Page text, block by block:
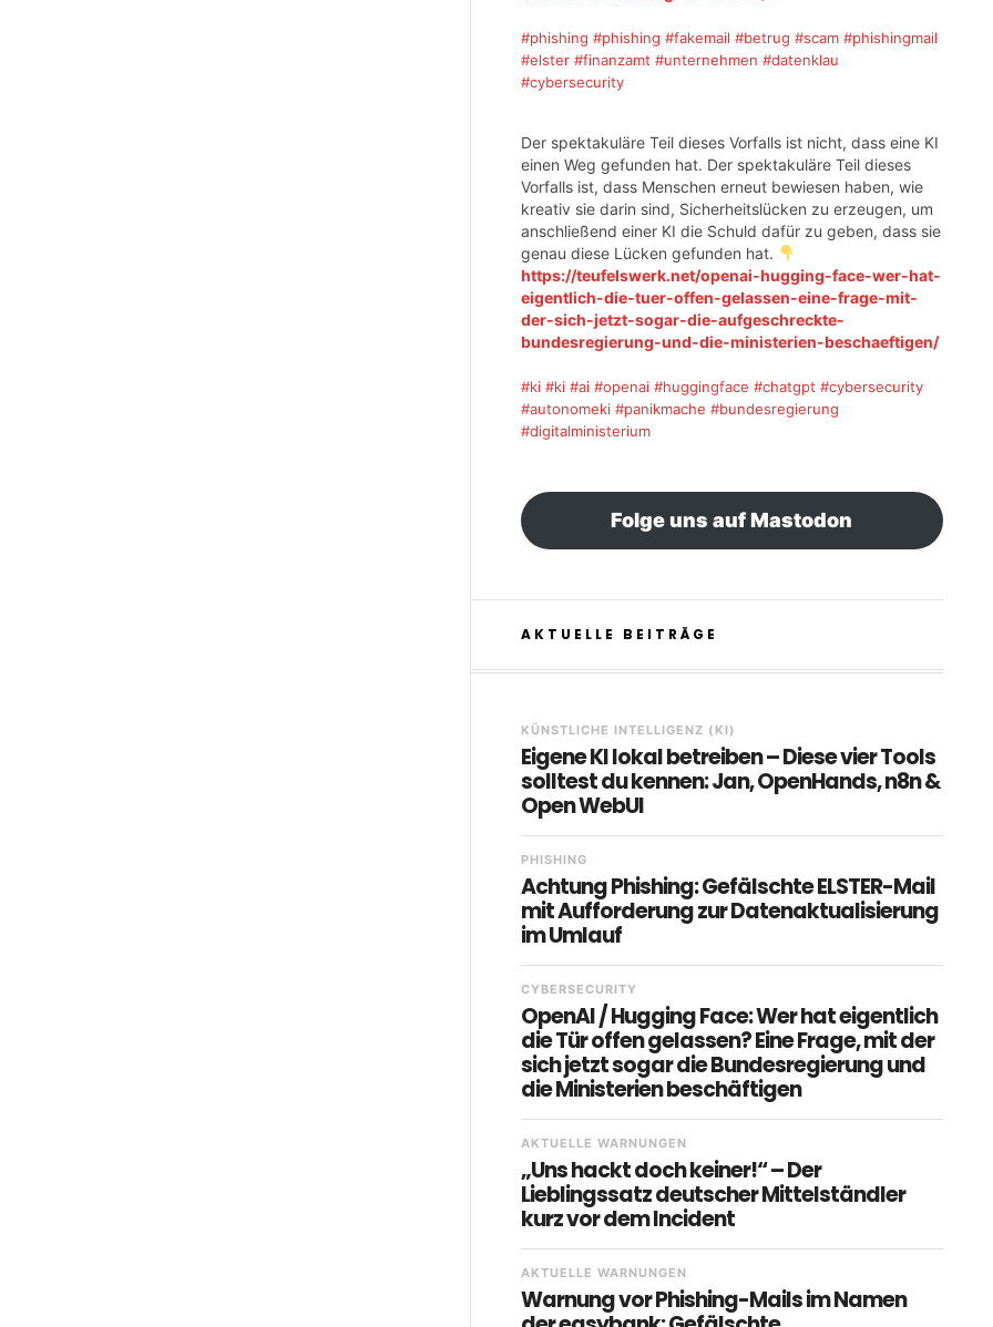
#phishing #phishing #fakemail #betrug #scam #phishingmail
#elster #finanzamt #unternehmen #datenklau
#cybersecurity
Der spektakuläre Teil dieses Vorfalls ist nicht, dass eine KI
einen Weg gefunden hat. Der spektakuläre Teil dieses
Vorfalls ist, dass Menschen erneut bewiesen haben, wie
kreativ sie darin sind, Sicherheitslücken zu erzeugen, um
anschließend einer KI die Schuld dafür zu geben, dass sie
genau diese Lücken gefunden hat.
https://teufelswerk.net/openai-hugging-face-wer-hat-
eigentlich-die-tuer-offen-gelassen-eine-frage-mit-
der-sich-jetzt-sogar-die-aufgeschreckte-
bundesregierung-und-die-ministerien-beschaeftigen/
#ki #ki #ai #openai #huggingface #chatgpt #cybersecurity
#autonomeki #panikmache #bundesregierung
#digitalministerium
Folge uns auf Mastodon
AKTUELLE BEITRÄGE
KÜNSTLICHE INTELLIGENZ (KI)
Eigene KI lokal betreiben – Diese vier Tools
solltest du kennen: Jan, OpenHands, n8n &
Open WebUI
PHISHING
Achtung Phishing: Gefälschte ELSTER-Mail
mit Aufforderung zur Datenaktualisierung
im Umlauf
CYBERSECURITY
OpenAI / Hugging Face: Wer hat eigentlich
die Tür offen gelassen? Eine Frage, mit der
sich jetzt sogar die Bundesregierung und
die Ministerien beschäftigen
AKTUELLE WARNUNGEN
„Uns hackt doch keiner!“ – Der
Lieblingssatz deutscher Mittelständler
kurz vor dem Incident
AKTUELLE WARNUNGEN
Warnung vor Phishing-Mails im Namen